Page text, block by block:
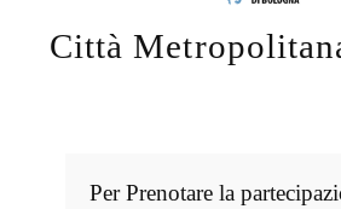
Città
Per Prenotare la